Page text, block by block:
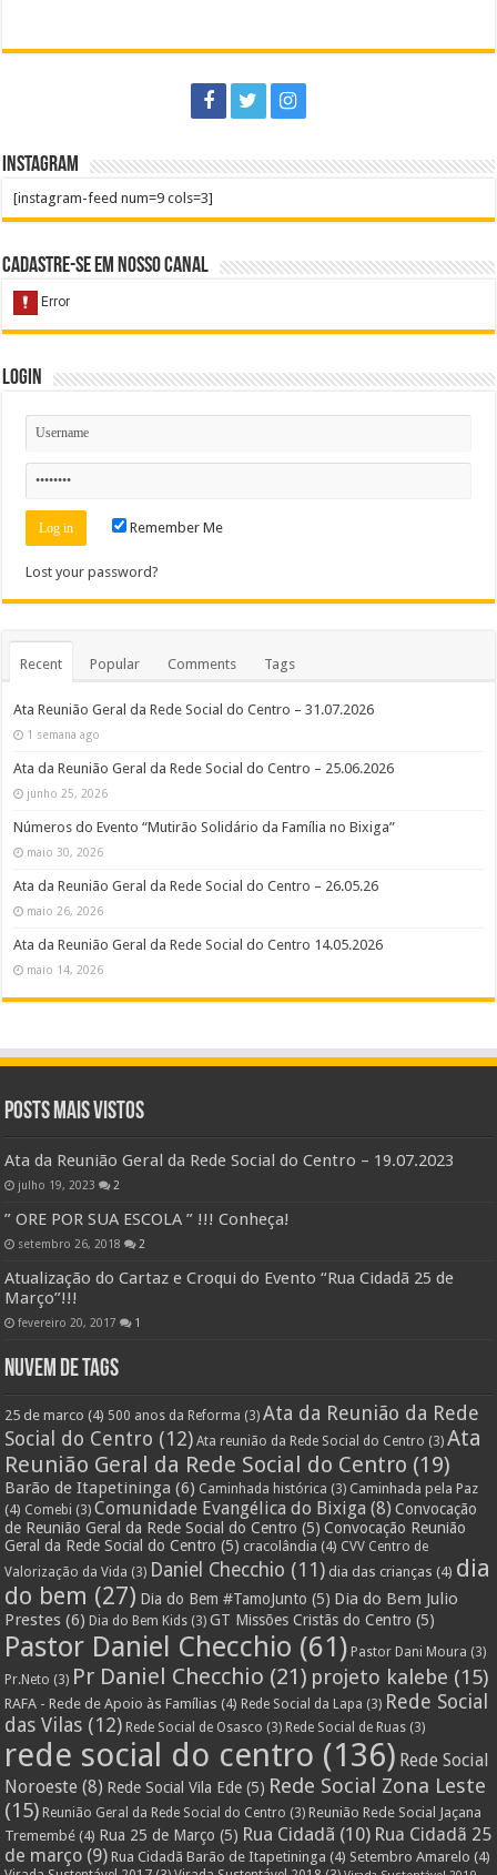
Instagram
[instagram-feed num=9 cols=3]
Cadastre-se em nosso Canal
Login
Remember Me
Lost your password?
Recent Popular Comments Tags
Ata Reunião Geral da Rede Social do Centro – 31.07.2026
1 semana ago
Ata da Reunião Geral da Rede Social do Centro – 25.06.2026
junho 25, 2026
Números do Evento “Mutirão Solidário da Família no Bixiga”
maio 30, 2026
Ata da Reunião Geral da Rede Social do Centro – 26.05.26
maio 26, 2026
Ata da Reunião Geral da Rede Social do Centro 14.05.2026
maio 14, 2026
Posts Mais Vistos
Ata da Reunião Geral da Rede Social do Centro – 19.07.2023
julho 19, 2023 2
” ORE POR SUA ESCOLA ” !!! Conheça!
setembro 26, 2018 2
Atualização do Cartaz e Croqui do Evento “Rua Cidadã 25 de
Março”!!!
fevereiro 20, 2017 1
Nuvem de Tags
25 de marco (4) 500 anos da Reforma (3) Ata da Reunião da Rede
Social do Centro (12) Ata reunião da Rede Social do Centro (3) Ata
Reunião Geral da Rede Social do Centro (19)
Barão de Itapetininga (6) Caminhada histórica (3) Caminhada pela Paz
(4) Comebi (3) Comunidade Evangélica do Bixiga (8) Convocação
de Reunião Geral da Rede Social do Centro (5) Convocação Reunião
Geral da Rede Social do Centro (5) cracolândia (4) CVV Centro de
Valorização da Vida (3) Daniel Checchio (11) dia das crianças (4) dia
do bem (27) Dia do Bem #TamoJunto (5) Dia do Bem Julio
Prestes (6) Dia do Bem Kids (3) GT Missões Cristãs do Centro (5)
Pastor Daniel Checchio (61) Pastor Dani Moura (3)
Pr.Neto (3) Pr Daniel Checchio (21) projeto kalebe (15)
RAFA - Rede de Apoio às Famílias (4) Rede Social da Lapa (3) Rede Social
das Vilas (12) Rede Social de Osasco (3) Rede Social de Ruas (3)
rede social do centro (136) Rede Social
Noroeste (8) Rede Social Vila Ede (5) Rede Social Zona Leste
(15) Reunião Geral da Rede Social do Centro (3) Reunião Rede Social Jaçana
Tremembé (4) Rua 25 de Março (5) Rua Cidadã (10) Rua Cidadã 25
de março (9) Rua Cidadã Barão de Itapetininga (4) Setembro Amarelo (4)